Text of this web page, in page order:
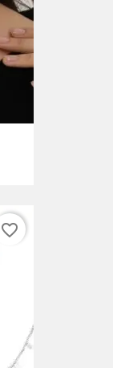
favorite_border